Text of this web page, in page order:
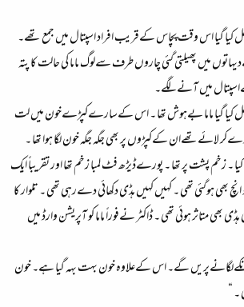
کیا گیا اس وقت پچاس کےقریب افراد اسپتال میں جمع تھے۔
میں پھیلتی گئی چاروں طرف سےلوگ ماما کی حالت کا پتہ
میں آنےلگے۔
کیا گیا ماما بےہوش تھا ۔ اس کےسارےکپڑےخون میں لت
لائےتھےان کےکپڑوں پر بھی جگہ جگہ خون لگا ہوا تھا ۔
۔ زخم پشت پر تھا ۔ پورےڈیڑھ فٹ لمبا زخم تھا اور تقریباً ایک
انچ بھی ہوگئی تھی ۔ کہیں کہیں ہڈی دکھائی دےرہی تھی ۔ تلوار کا
بھی متاثر ہوئی تھی ۔ ڈاکٹر نےفوراً ماما کو آپریشن وارڈ میں
گے۔ اس کےعلاوہ خون بہت بہہ گیا ہے۔ خون
“